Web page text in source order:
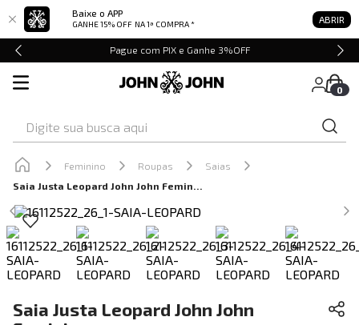
Baixe o APP
GANHE 15% OFF NA 1ª COMPRA * ABRIR
Pague com PIX e Ganhe 3%OFF
0
Feminino Roupas
Saias
Saia Justa Leopard John John Feminina
Saia Justa Leopard John John